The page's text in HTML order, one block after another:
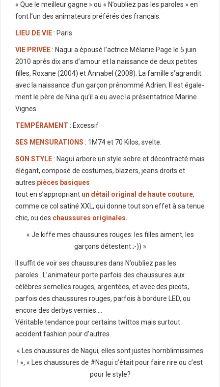
« Que le meilleur gagne » ou « N’oubliez pas les paroles » en
font l’un des animateurs préférés des français.
LIEU DE VIE : Paris
VIE PRIVÉE : Nagui a épousé l’ac­trice Méla­nie Page le 5 juin
2010 après dix ans d’amour et la nais­sance de deux petites
filles, Roxane (2004) et Anna­bel (2008). La famille s’agran­dit
avec la nais­sance d’un garçon prénommé Adrien. Il est égale­
ment le père de Nina qu’il a eu avec la présen­ta­trice Marine
Vignes.
TEMPÉRAMENT : Excessif
SES MENSURATIONS : 1M74 et 70 Kilos, svelte.
SON STYLE : Nagui arbore un style sobre et décontracté mais
élégant, composé de costumes, blazers, jeans droits et
autres pièces basiques
tout en s’appropriant un détail original de haute couture,
comme ce col satiné XXL, qui donne tout son effet à sa tenue
chic, ou des chaussures originales.
« Je kiffe mes chaussures rouges: les filles aiment, les
garçons détestent ;-)) »
Il suffit de voir ses chaussures dans N’oubliez pas les
paroles…L’animateur porte parfois des chaussures aux
célèbres semelles rouges, argentées, et avec des picots,
parfois des chaussures rouges, parfois à bordure LED, ou
encore des derbys vernies….
Véritable tendance pour certains twittos mais surtout
accident fashion pour d’autres.
« Les chaussures de Nagui, elles sont justes horriblimissimes
! », « Les chaussures de #Nagui c’était pour faire rire ou c’est
pour le style?